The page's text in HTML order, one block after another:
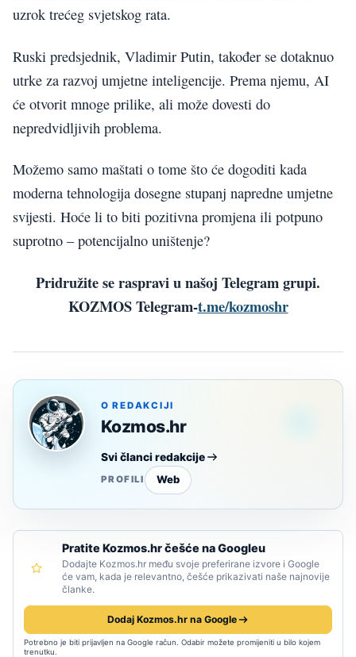
uzrok trećeg svjetskog rata.
Ruski predsjednik, Vladimir Putin, također se dotaknuo
utrke za razvoj umjetne inteligencije. Prema njemu, AI
će otvorit mnoge prilike, ali može dovesti do
nepredvidljivih problema.
Možemo samo maštati o tome što će dogoditi kada
moderna tehnologija dosegne stupanj napredne umjetne
svijesti. Hoće li to biti pozitivna promjena ili potpuno
suprotno – potencijalno uništenje?
Pridružite se raspravi u našoj Telegram grupi.
KOZMOS Telegram-t.me/kozmoshr
O REDAKCIJI
Kozmos.hr
Svi članci redakcije
PROFILI Web
Pratite Kozmos.hr češće na Googleu
Dodajte Kozmos.hr među svoje preferirane izvore i Google
će vam, kada je relevantno, češće prikazivati naše najnovije
članke.
Dodaj Kozmos.hr na Google
Potrebno je biti prijavljen na Google račun. Odabir možete promijeniti u bilo kojem
trenutku.